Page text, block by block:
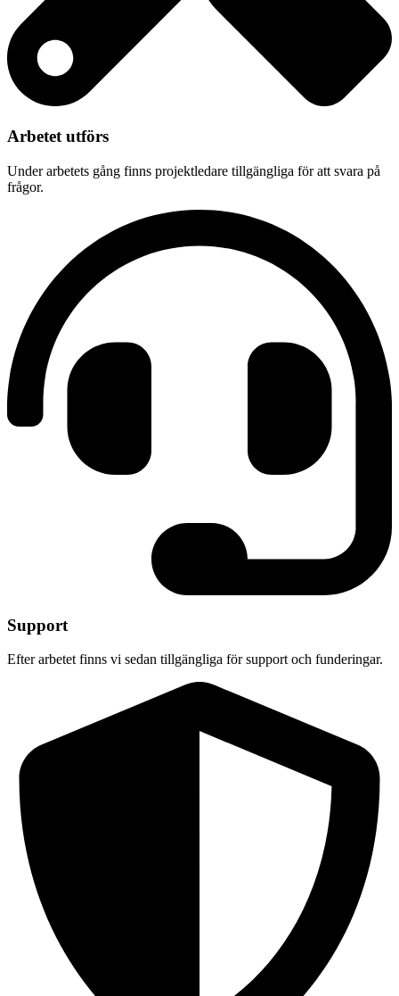
Arbetet utförs
Under arbetets gång finns projektledare tillgängliga för att svara på
frågor.
Support
Efter arbetet finns vi sedan tillgängliga för support och funderingar.